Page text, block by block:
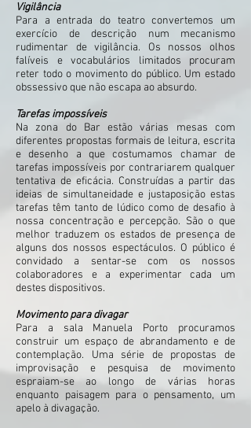
Vigilância
Para a entrada do teatro convertemos um
exercício de descrição num mecanismo
rudimentar de vigilância. Os nossos olhos
falíveis e vocabulários limitados procuram
reter todo o movimento do público. Um estado
obssessivo que não escapa ao absurdo.
Tarefas impossíveis
Na zona do Bar estão várias mesas com
diferentes propostas formais de leitura, escrita
e desenho a que costumamos chamar de
tarefas impossíveis por contrariarem qualquer
tentativa de eficácia. Construídas a partir das
ideias de simultaneidade e justaposição estas
tarefas têm tanto de lúdico como de desafio à
nossa concentração e percepção. São o que
melhor traduzem os estados de presença de
alguns dos nossos espectáculos. O público é
convidado a sentar-se com os nossos
colaboradores e a experimentar cada um
destes dispositivos.
Movimento para divagar
Para a sala Manuela Porto procuramos
construir um espaço de abrandamento e de
contemplação. Uma série de propostas de
improvisação e pesquisa de movimento
espraiam-se ao longo de várias horas
enquanto paisagem para o pensamento, um
apelo à divagação.